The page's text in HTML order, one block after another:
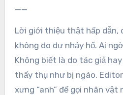
——
Lời giới thiệu thật hấp dẫn,
không do dự nhảy hố. Ai
Không biết là do tác giả
thấy thụ như bị ngáo.
xưng “anh” để gọi nhân vật